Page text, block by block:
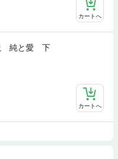
カートへ
純と愛 下
カートへ